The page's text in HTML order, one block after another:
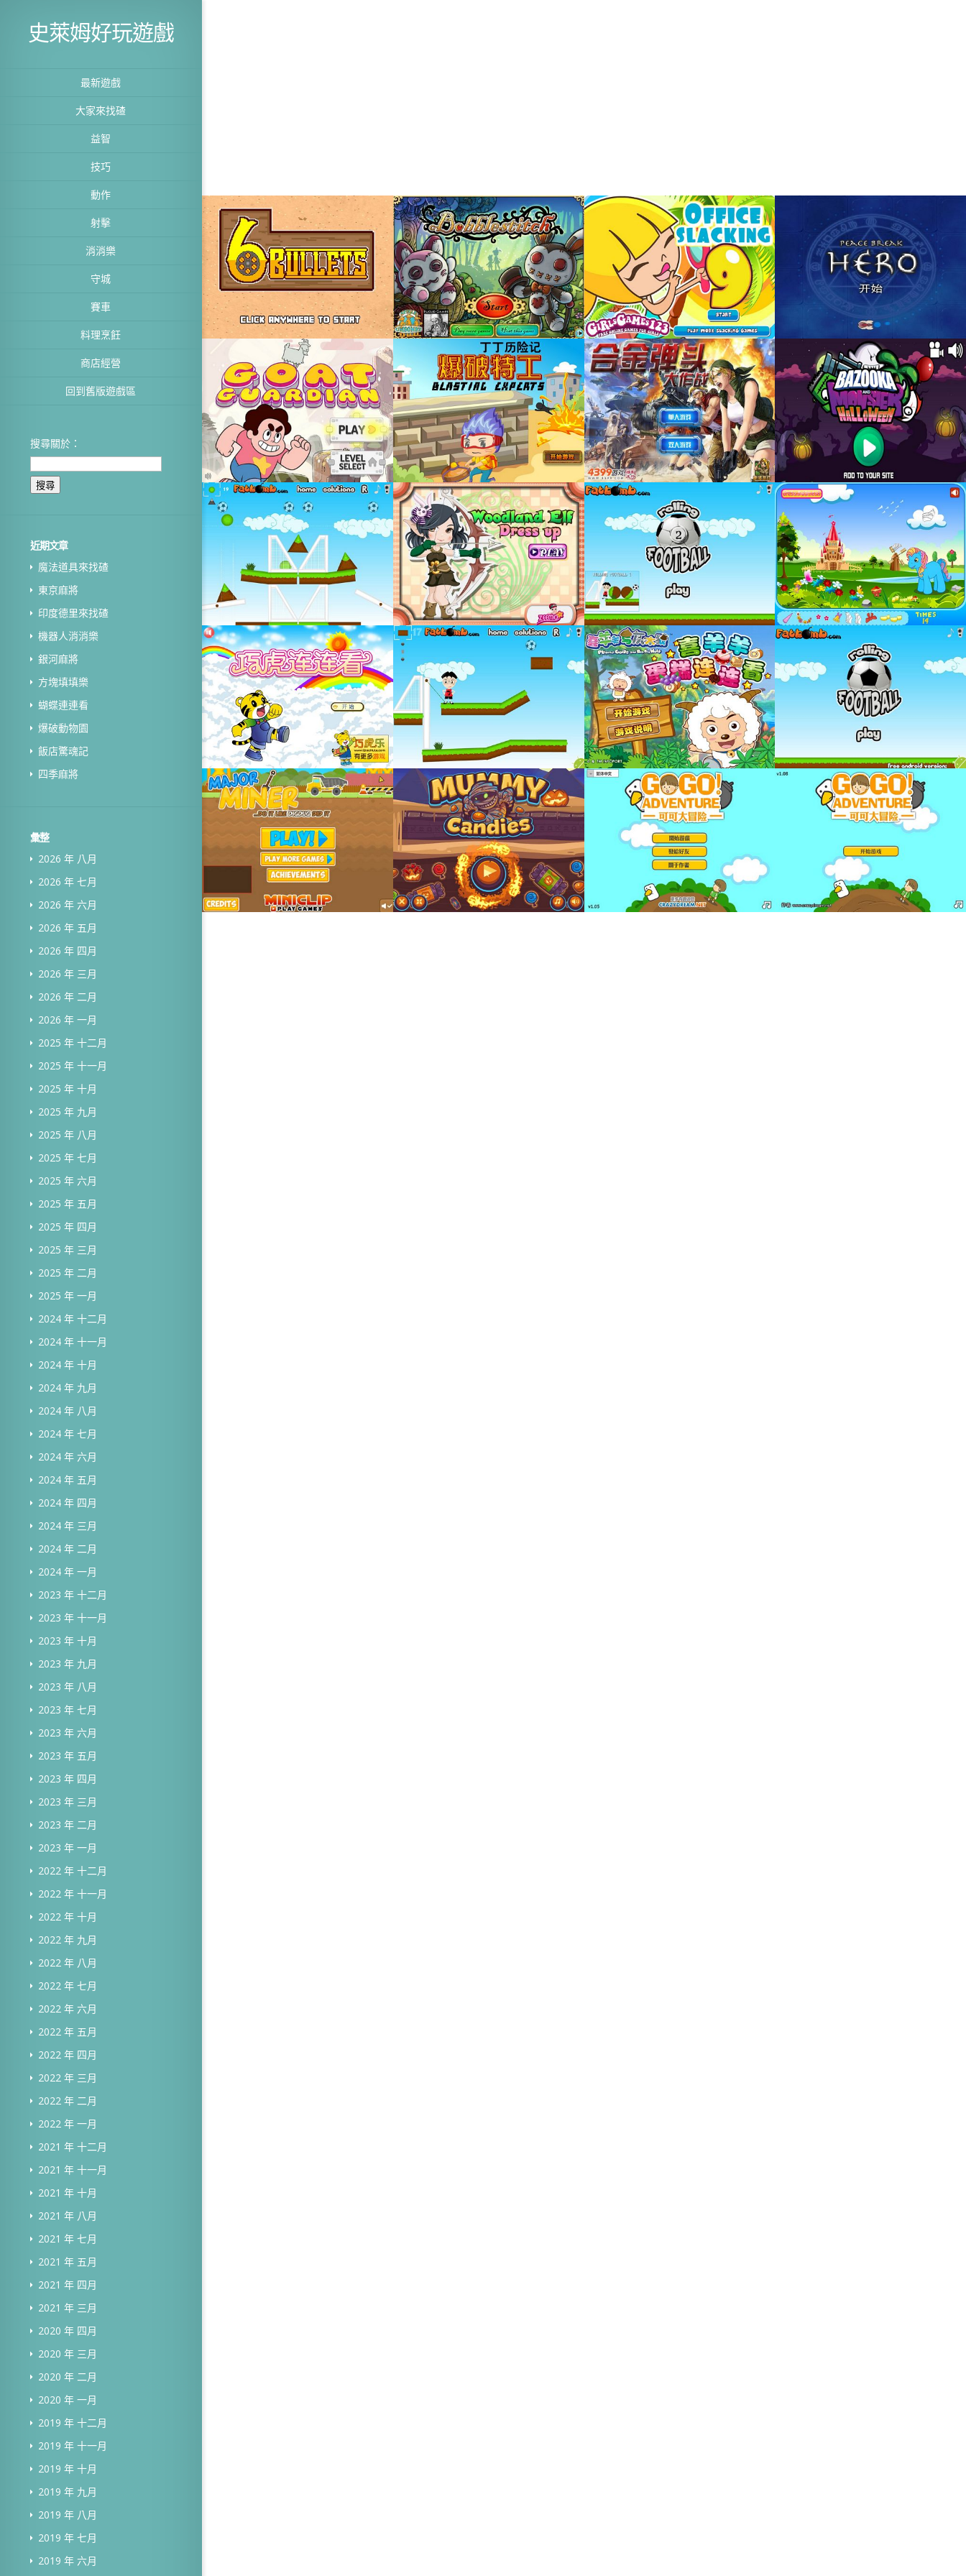
史萊姆好玩遊戲
最新遊戲
大家來找碴
益智
技巧
動作
射擊
消消樂
守城
賽車
料理烹飪
商店經營
回到舊版遊戲區
搜尋關於：
近期文章
魔法道具來找碴
東京麻將
印度德里來找碴
機器人消消樂
銀河麻將
方塊填填樂
蝴蝶連連看
爆破動物園
飯店驚魂記
四季麻將
彙整
2026 年 八月
2026 年 七月
2026 年 六月
2026 年 五月
2026 年 四月
2026 年 三月
2026 年 二月
2026 年 一月
2025 年 十二月
2025 年 十一月
2025 年 十月
2025 年 九月
2025 年 八月
2025 年 七月
2025 年 六月
2025 年 五月
2025 年 四月
2025 年 三月
2025 年 二月
2025 年 一月
2024 年 十二月
2024 年 十一月
2024 年 十月
2024 年 九月
2024 年 八月
2024 年 七月
2024 年 六月
2024 年 五月
2024 年 四月
2024 年 三月
2024 年 二月
2024 年 一月
2023 年 十二月
2023 年 十一月
2023 年 十月
2023 年 九月
2023 年 八月
2023 年 七月
2023 年 六月
2023 年 五月
2023 年 四月
2023 年 三月
2023 年 二月
2023 年 一月
2022 年 十二月
2022 年 十一月
2022 年 十月
2022 年 九月
2022 年 八月
2022 年 七月
2022 年 六月
2022 年 五月
2022 年 四月
2022 年 三月
2022 年 二月
2022 年 一月
2021 年 十二月
2021 年 十一月
2021 年 十月
2021 年 八月
2021 年 七月
2021 年 五月
2021 年 四月
2021 年 三月
2020 年 四月
2020 年 三月
2020 年 二月
2020 年 一月
2019 年 十二月
2019 年 十一月
2019 年 十月
2019 年 九月
2019 年 八月
2019 年 七月
2019 年 六月